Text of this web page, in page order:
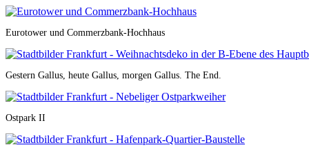
Eurotower und Commerzbank-Hochhaus
Gestern Gallus, heute Gallus, morgen Gallus. The End.
Ostpark II